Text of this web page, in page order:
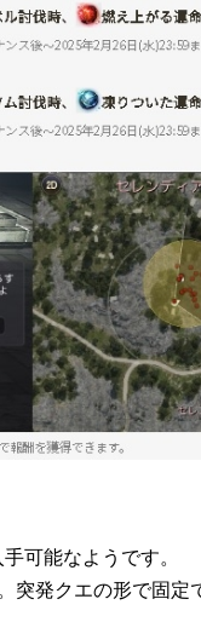
可能なようです。
突発クエの形で固定